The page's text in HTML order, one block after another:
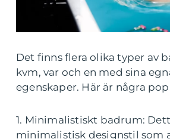
Det finns flera olika typer av
kvm, var och en med sina
egenskaper. Här är några
1. Minimalistiskt badrum:
minimalistisk designstil som